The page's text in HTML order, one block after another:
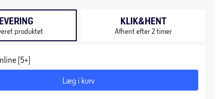
produktet
KLIK&HENT
Afhent efter 2 timer
(5+)
Læg i kurv